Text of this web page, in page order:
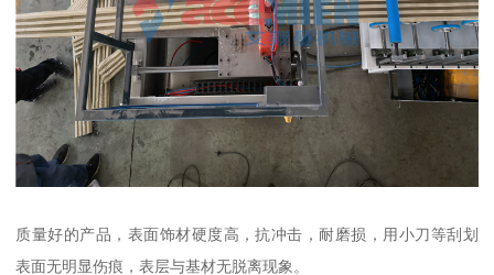
质量好的产品，表面饰材硬度高，抗冲击，耐磨损，用小刀等刮划
表面无明显伤痕，表层与基材无脱离现象。